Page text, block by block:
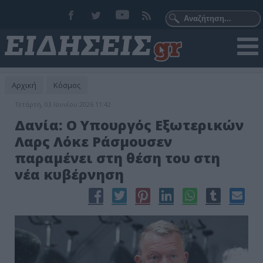
Αρχική Κόσμος
Τετάρτη, 03 Ιουνίου 2026 11:42
Δανία: Ο Υπουργός Εξωτερικών
Λαρς Λόκε Ράσμουσεν
παραμένει στη θέση του στη
νέα κυβέρνηση